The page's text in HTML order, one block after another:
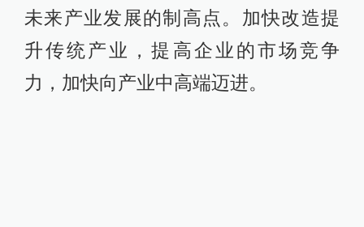
社会发展一直走在前列，在新的发展
阶段，要肩负起新的使命和责任，坚
定不移深化改革开放，着力推动创新